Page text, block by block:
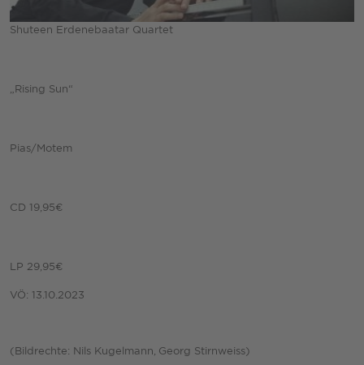
Shuteen Erdenebaatar Quartet
„Rising Sun“
Pias/Motem
CD 19,95€
LP 29,95€
VÖ: 13.10.2023
(Bildrechte: Nils Kugelmann, Georg Stirnweiss)